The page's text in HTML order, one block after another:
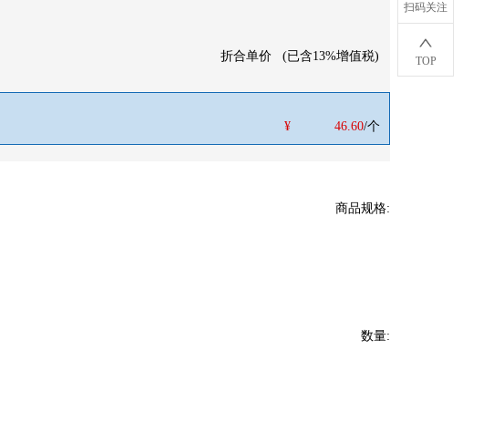
扫码关注
TOP
折合单价
(已含13%增值税)
¥
46.60/个
商品规格:
数量: